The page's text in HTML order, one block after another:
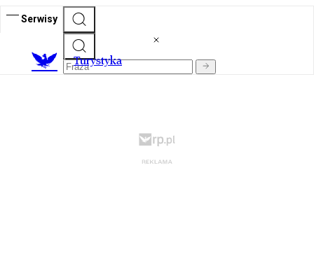
Serwisy
Turystyka